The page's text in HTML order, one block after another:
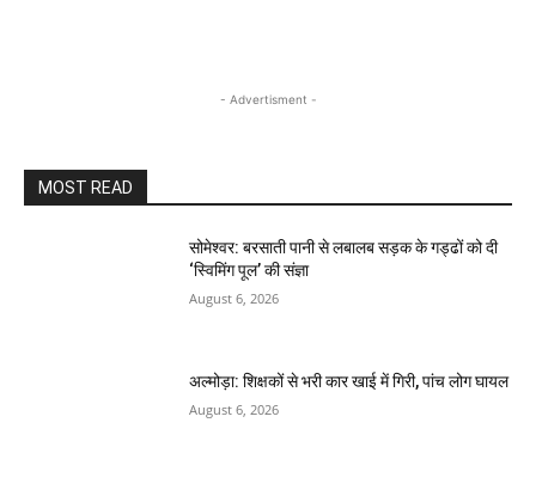
- Advertisment -
MOST READ
सोमेश्वर: बरसाती पानी से लबालब सड़क के गड्ढों को दी
‘स्विमिंग पूल’ की संज्ञा
August 6, 2026
अल्मोड़ा: शिक्षकों से भरी कार खाई में गिरी, पांच लोग घायल
August 6, 2026